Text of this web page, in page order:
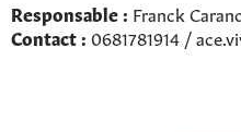
Responsable : Franck
Contact : 0681781914 /